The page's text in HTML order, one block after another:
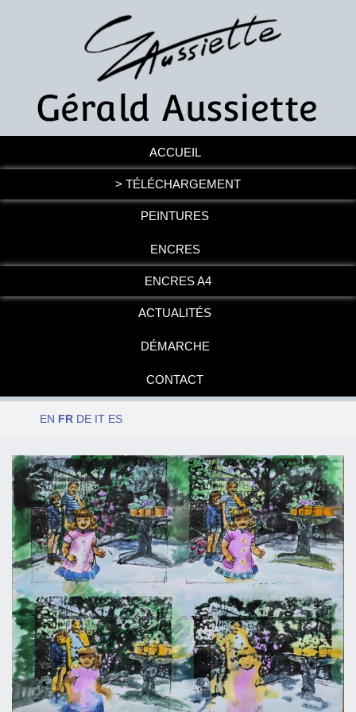
ACCUEIL
> TÉLÉCHARGEMENT
PEINTURES
ENCRES
ENCRES A4
ACTUALITÉS
DÉMARCHE
CONTACT
EN FR DE IT ES
Date